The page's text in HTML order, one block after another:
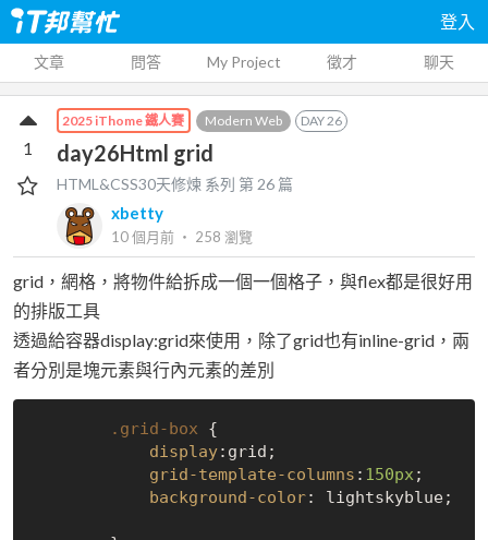
登入
文章 問答 My Project 徵才 聊天
2025 iThome 鐵人賽 Modern Web DAY26
day26Html grid
HTML&CSS30天修煉 系列 第26 篇
xbetty
10 個月前 ‧ 258 瀏覽
1
grid，網格，將物件給拆成一個一個格子，與flex都是很好用
的排版工具
透過給容器display:grid來使用，除了grid也有inline-grid，兩
者分別是塊元素與行內元素的差別
.grid-box {
display:grid;
grid-template-columns : 150px ;
background-color: lightskyblue;